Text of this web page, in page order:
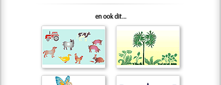
en ook dit...